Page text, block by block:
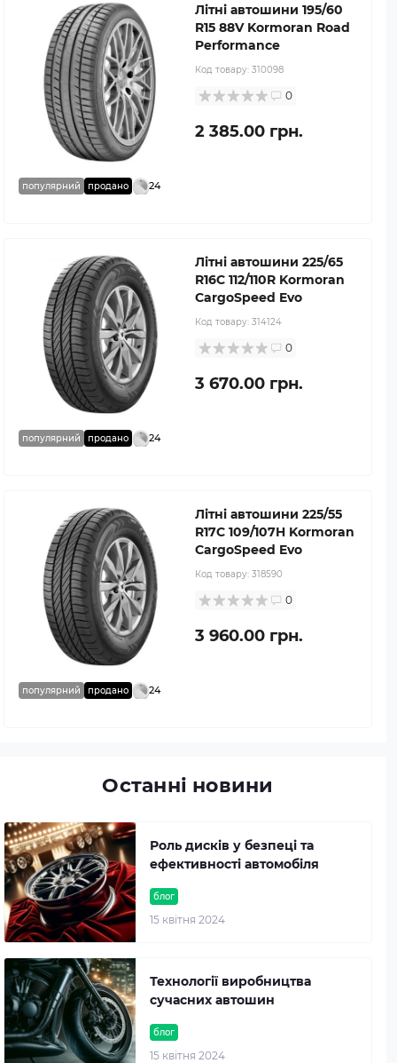
популярний продано 24
Літні автошини 195/60
R15 88V Kormoran Road
Performance
Код товару: 310098
0
2 385.00 грн.
популярний продано 24
Літні автошини 225/65
R16C 112/110R Kormoran
CargoSpeed Evo
Код товару: 314124
0
3 670.00 грн.
популярний продано 24
Літні автошини 225/55
R17C 109/107H Kormoran
CargoSpeed Evo
Код товару: 318590
0
3 960.00 грн.
Останні новини
блог
15 квітня 2024
Роль дисків у безпеці та
ефективності автомобіля
блог
15 квітня 2024
Технології виробництва
сучасних автошин